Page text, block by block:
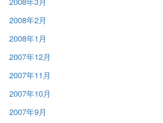
2008年2月
2008年1月
2007年12月
2007年11月
2007年10月
2007年9月